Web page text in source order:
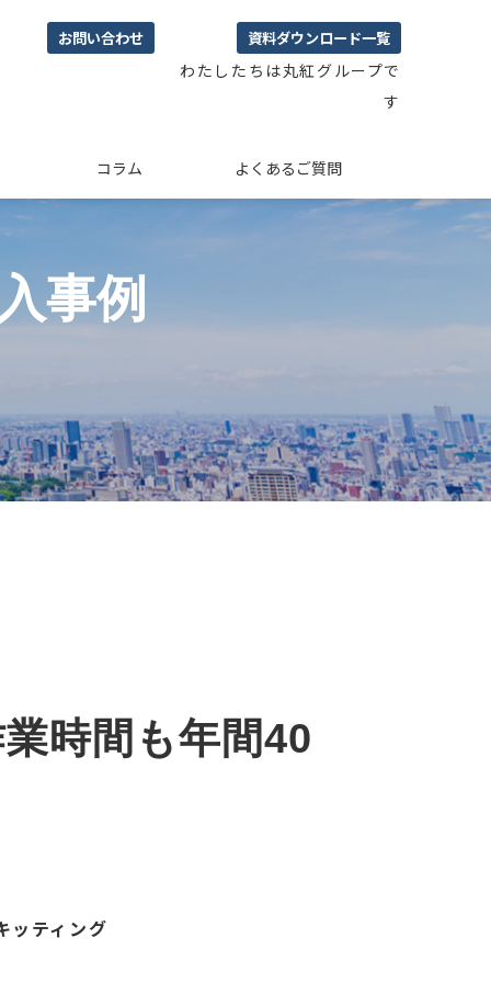
お問い合わせ 資料ダウンロード一覧
わたしたちは丸紅グループで
す
コラム よくあるご質問
事例
時間も年間40
ッティング